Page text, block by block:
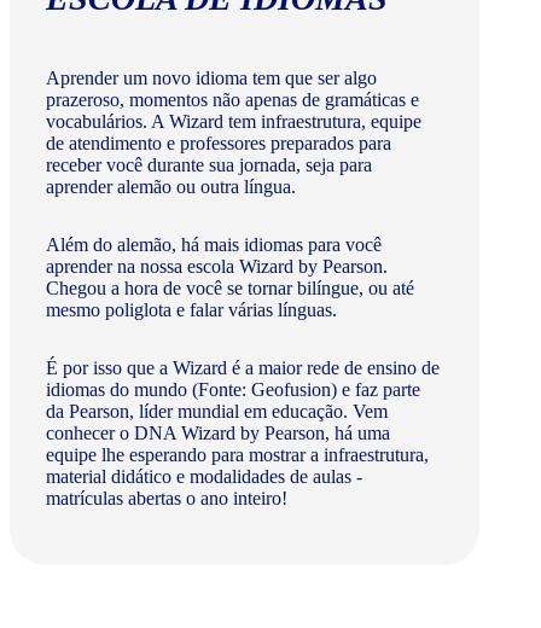
Aprender um novo idioma tem que ser algo
prazeroso, momentos não apenas de gramáticas e
vocabulários. A Wizard tem infraestrutura, equipe
de atendimento e professores preparados para
receber você durante sua jornada, seja para
aprender alemão ou outra língua.
Além do alemão, há mais idiomas para você
aprender na nossa escola Wizard by Pearson.
Chegou a hora de você se tornar bilíngue, ou até
mesmo poliglota e falar várias línguas.
É por isso que a Wizard é a maior rede de ensino de
idiomas do mundo (Fonte: Geofusion) e faz parte
da Pearson, líder mundial em educação. Vem
conhecer o DNA Wizard by Pearson, há uma
equipe lhe esperando para mostrar a infraestrutura,
material didático e modalidades de aulas -
matrículas abertas o ano inteiro!